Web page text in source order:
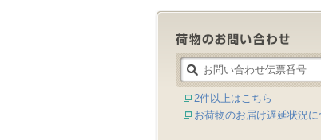
2件以上はこちら
お荷物のお届け遅延状況に